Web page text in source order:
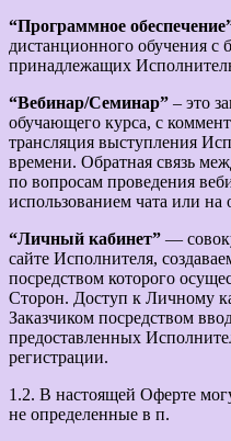
“Программное
дистанционного обучения с
принадлежащих
“Вебинар/Семинар” – это
обучающего курса, с
трансляция выступления
времени. Обратная связь
по вопросам проведения
использованием чата или на
“Личный кабинет” —
сайте Исполнителя,
посредством которого
Сторон. Доступ к Личному
Заказчиком посредством
предоставленных
регистрации.
1.2. В настоящей Оферте
не определенные в п.